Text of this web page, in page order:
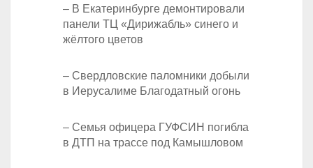
– В Екатеринбурге демонтировали
панели ТЦ «Дирижабль» синего и
жёлтого цветов
– Свердловские паломники добыли
в Иерусалиме Благодатный огонь
– Семья офицера ГУФСИН погибла
в ДТП на трассе под Камышловом